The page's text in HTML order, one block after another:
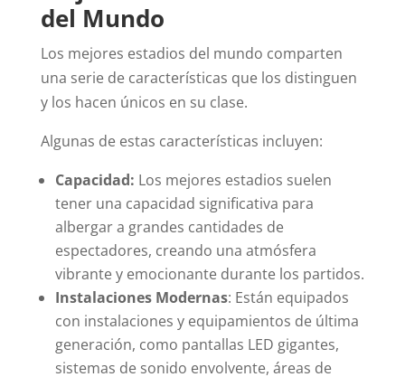
del Mundo
Los mejores estadios del mundo comparten
una serie de características que los distinguen
y los hacen únicos en su clase.
Algunas de estas características incluyen:
Capacidad: Los mejores estadios suelen
tener una capacidad significativa para
albergar a grandes cantidades de
espectadores, creando una atmósfera
vibrante y emocionante durante los partidos.
Instalaciones Modernas: Están equipados
con instalaciones y equipamientos de última
generación, como pantallas LED gigantes,
sistemas de sonido envolvente, áreas de